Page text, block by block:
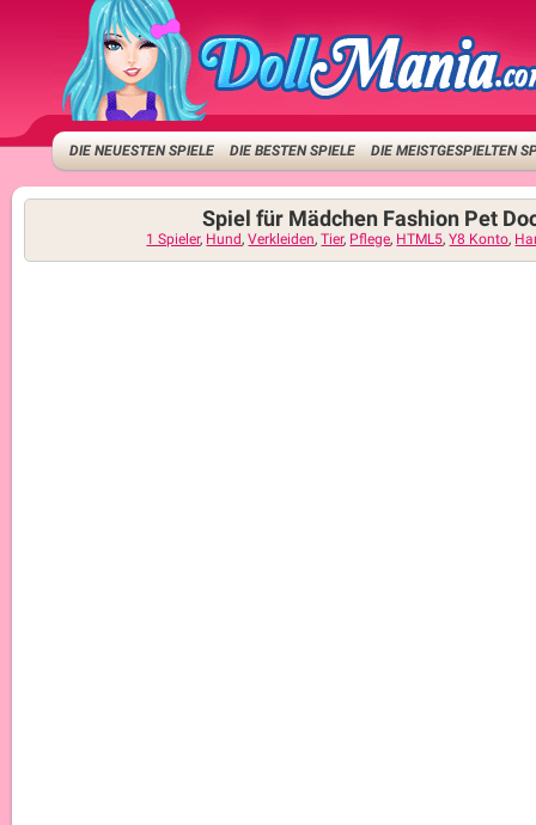
DIE NEUESTEN SPIELE DIE BESTEN SPIELE DIE MEISTGESPIELTEN
Spiel für Mädchen Fashion Pet
1 Spieler, Hund,Verkleiden,Tier, Pflege, HTML5,Y8 Konto,